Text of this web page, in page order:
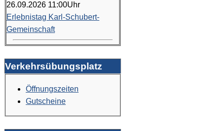
26.09.2026 11:00Uhr
Erlebnistag Karl-Schubert-
Gemeinschaft
Verkehrsübungsplatz
Öffnungszeiten
Gutscheine